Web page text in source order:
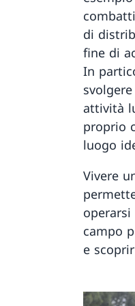
di
fine di
In
attività
proprio
luogo
Vivere
campo
e